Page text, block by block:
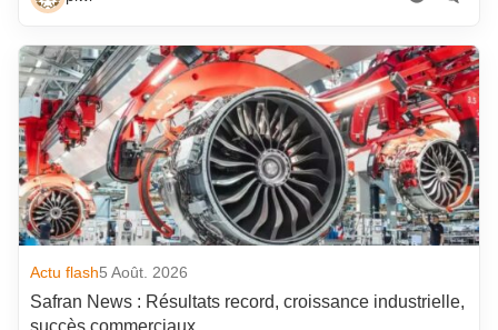
Actu flash5 Août. 2026
Safran News : Résultats record, croissance industrielle,
succès commerciaux